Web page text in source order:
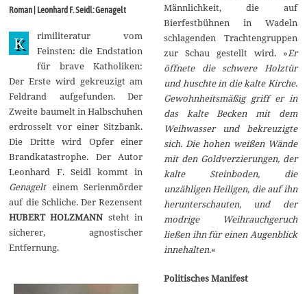
z
2
0
1
4
Roman | Leonhard F. Seidl: Genagelt
K
rimiliteratur vom
Feinsten: die Endstation
für brave Katholiken:
Der Erste wird gekreuzigt am
Feldrand aufgefunden. Der
Zweite baumelt in Halbschuhen
erdrosselt vor einer Sitzbank.
Die Dritte wird Opfer einer
Brandkatastrophe. Der Autor
Leonhard F. Seidl kommt in
Genagelteinem Serienmörder
auf die Schliche. Der Rezensent
HUBERT HOLZMANN steht in
sicherer, agnostischer
Entfernung.
Männlichkeit, die auf
Bierfestbühnen in Wadeln
schlagenden Trachtengruppen
zur Schau gestellt wird. »Er
öffnete die schwere Holztür
und huschte in die kalte Kirche.
Gewohnheitsmäßig griff er in
das kalte Becken mit dem
Weihwasser und bekreuzigte
sich. Die hohen weißen Wände
mit den Goldverzierungen, der
kalte Steinboden, die
unzähligen Heiligen, die auf ihn
herunterschauten, und der
modrige Weihrauchgeruch
ließen ihn für einen Augenblick
innehalten.«
Politisches Manifest